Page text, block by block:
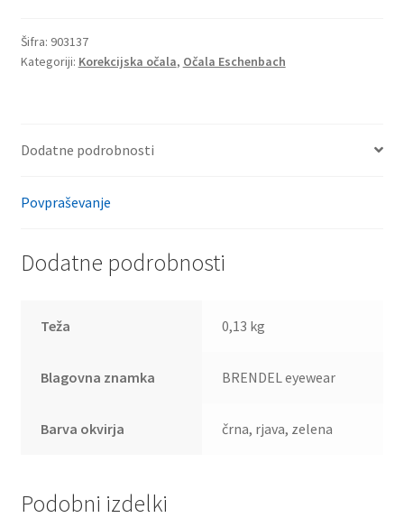
Šifra: 903137
Kategoriji: Korekcijska očala, Očala Eschenbach
Dodatne podrobnosti
Povpraševanje
Dodatne podrobnosti
Teža 0,13 kg
Blagovna znamka BRENDEL eyewear
Barva okvirja črna, rjava, zelena
Podobni izdelki